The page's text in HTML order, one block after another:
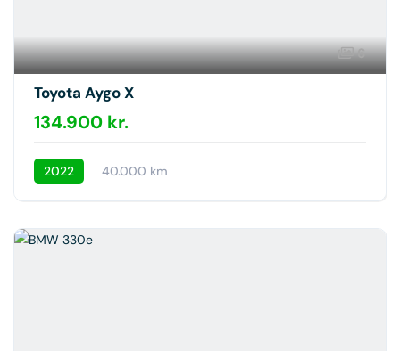
6
Toyota Aygo X
134.900 kr.
2022 40.000 km